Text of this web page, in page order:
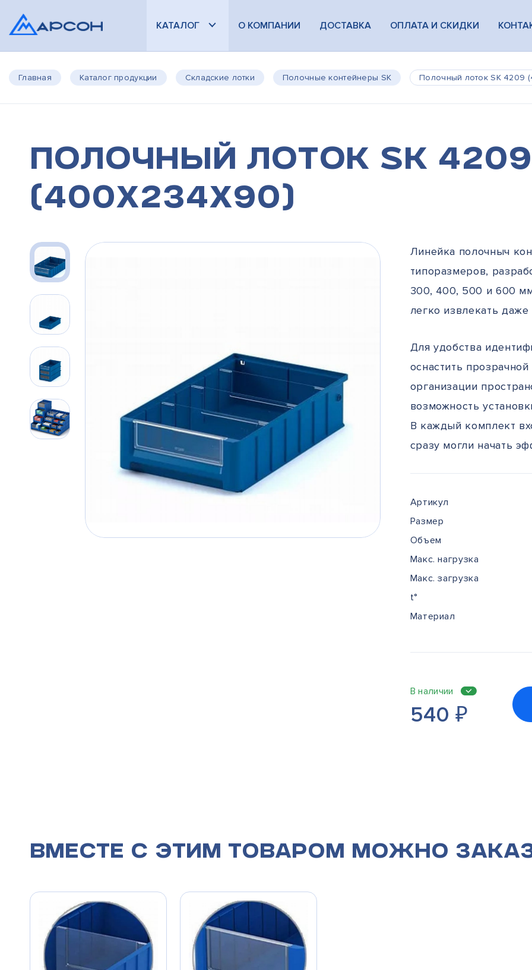
КАТАЛОГ О КОМПАНИИ ДОСТАВКА ОПЛАТА И СКИДКИ
Главная Каталог продукции Складские лотки Полочные контейнеры SK Полочный лоток SK 4209
Полочный лоток SK 4209
(400х234х90)
Линейка полочныч
типоразмеров,
300, 400, 500 и 600
легко извлекать
Для удобства
оснастить
организации
возможность
В каждый комплект
сразу могли начать
Артикул
Размер
Объем
Макс. нагрузка
Макс. загрузка
t°
Материал
В наличии
540 ₽
Вместе с этим товаром можно